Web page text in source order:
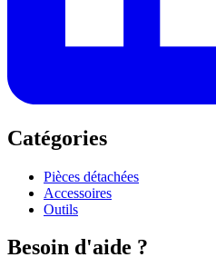
Catégories
Pièces détachées
Accessoires
Outils
Besoin d'aide ?